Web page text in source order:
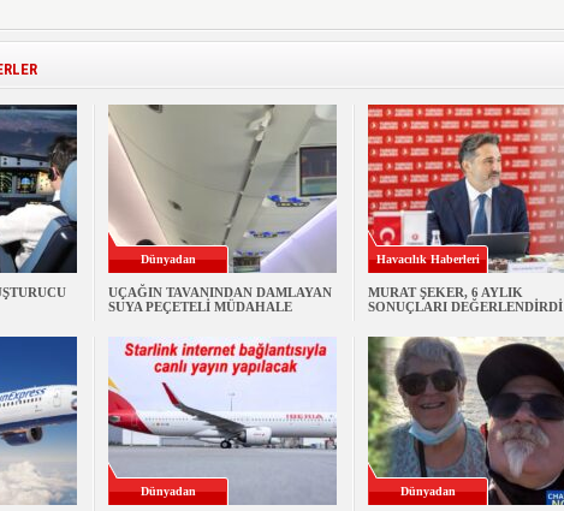
Dünyadan
UÇAĞIN TAVANINDAN DAMLAYAN
SUYA PEÇETELİ MÜDAHALE
Havacılık Haberleri
MURAT ŞEKER, 6 AYLIK
SONUÇLARI DEĞERLENDİRDİ
Dünyadan Dünyadan